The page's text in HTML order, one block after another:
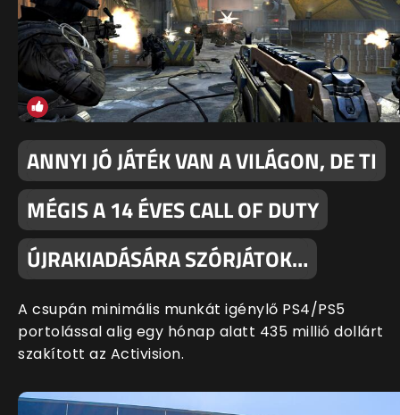
ANNYI JÓ JÁTÉK VAN A VILÁGON, DE TI
MÉGIS A 14 ÉVES CALL OF DUTY
ÚJRAKIADÁSÁRA SZÓRJÁTOK…
A csupán minimális munkát igénylő PS4/PS5
portolással alig egy hónap alatt 435 millió dollárt
szakított az Activision.